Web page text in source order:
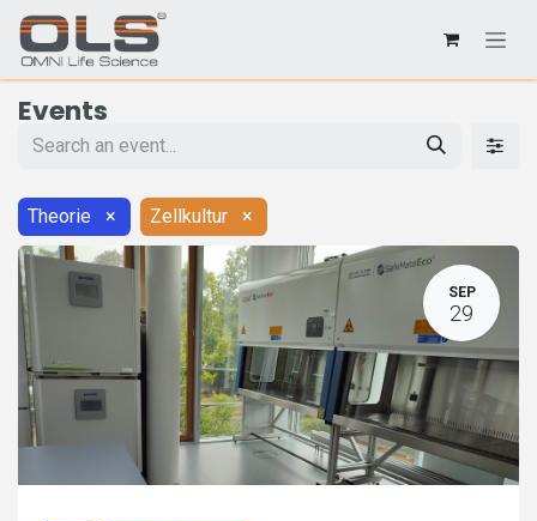
Events
Theorie × Zellkultur ×
SEP
29